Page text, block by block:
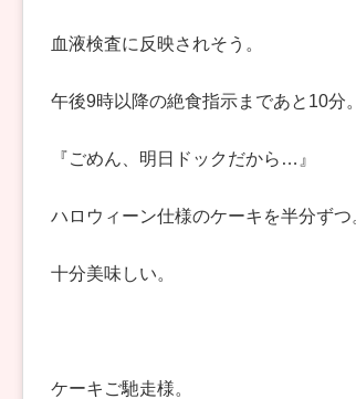
血液検査に反映されそう。
午後9時以降の絶食指示まであと10分。
『ごめん、明日ドックだから…』
ハロウィーン仕様のケーキを半分ずつ
十分美味しい。
ケーキご馳走様。